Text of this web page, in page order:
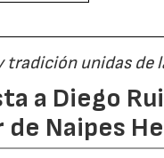
tradición unidas de
a Diego
Naipes